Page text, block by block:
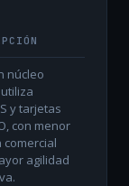
núcleo
y tarjetas
con menor
comercial
agilidad